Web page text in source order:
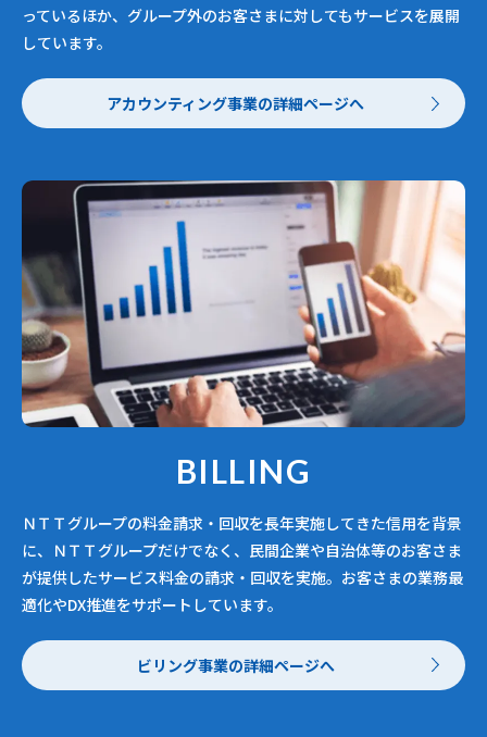
っているほか、グループ外のお客さまに対してもサービスを展開
しています。
アカウンティング事業の詳細ページへ
BILLING
ＮＴＴグループの料金請求・回収を長年実施してきた信用を背景
に、ＮＴＴグループだけでなく、民間企業や自治体等のお客さま
が提供したサービス料金の請求・回収を実施。お客さまの業務最
適化やDX推進をサポートしています。
ビリング事業の詳細ページへ